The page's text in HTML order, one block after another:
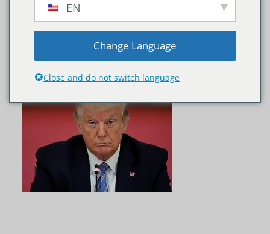
133672673
EN
Change Language
Close and do not switch language